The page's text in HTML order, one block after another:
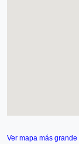
Ver mapa más grande